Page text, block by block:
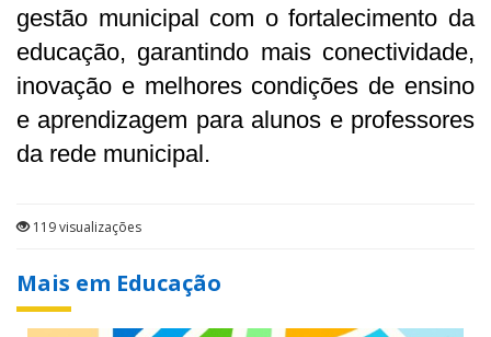
gestão municipal com o fortalecimento da
educação, garantindo mais conectividade,
inovação e melhores condições de ensino
e aprendizagem para alunos e professores
da rede municipal.
119 visualizações
Mais em Educação